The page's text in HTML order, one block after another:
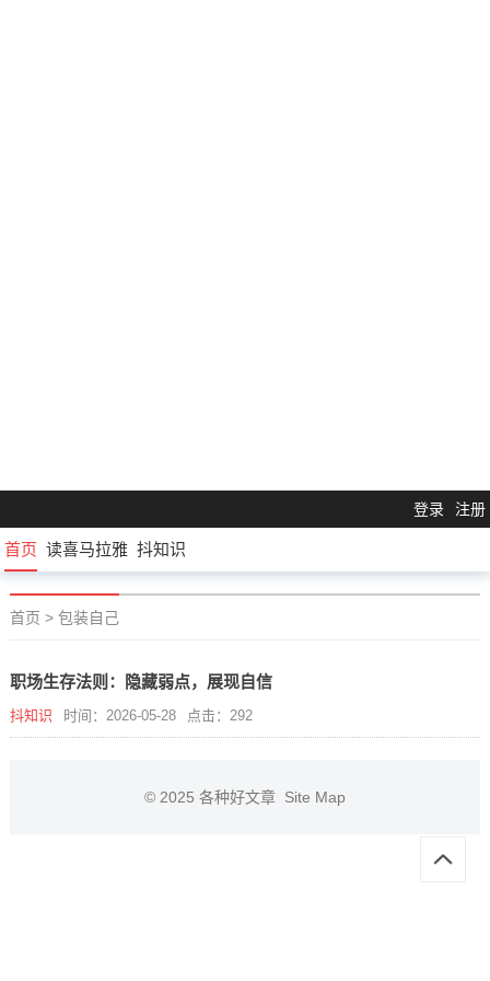
登录 注册
首页 读喜马拉雅 抖知识
首页 > 包装自己
职场生存法则：隐藏弱点，展现自信
抖知识 时间：2026-05-28 点击：292
© 2025 各种好文章 Site Map